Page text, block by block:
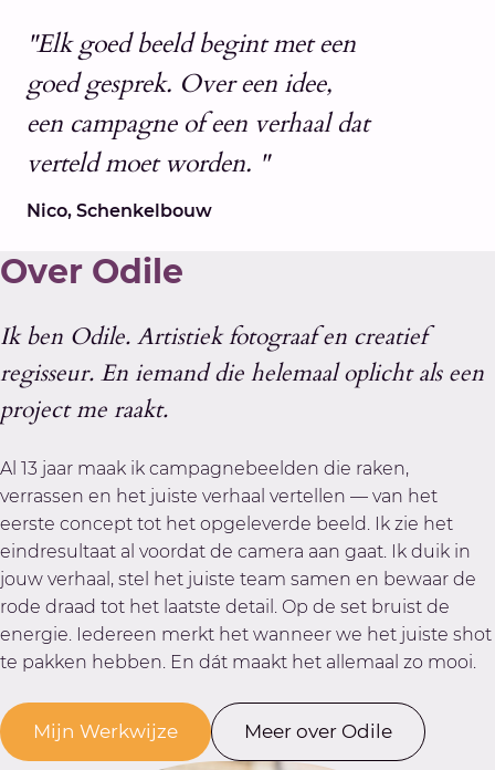
"Elk goed beeld begint met een
goed gesprek. Over een idee,
een campagne of een verhaal dat
verteld moet worden. "
Nico, Schenkelbouw
Over Odile
Ik ben Odile. Artistiek fotograaf en creatief
regisseur. En iemand die helemaal oplicht als een
project me raakt.
Al 13 jaar maak ik campagnebeelden die raken,
verrassen en het juiste verhaal vertellen — van het
eerste concept tot het opgeleverde beeld. Ik zie het
eindresultaat al voordat de camera aan gaat. Ik duik in
jouw verhaal, stel het juiste team samen en bewaar de
rode draad tot het laatste detail. Op de set bruist de
energie. Iedereen merkt het wanneer we het juiste shot
te pakken hebben. En dát maakt het allemaal zo mooi.
Mijn Werkwijze Meer over Odile